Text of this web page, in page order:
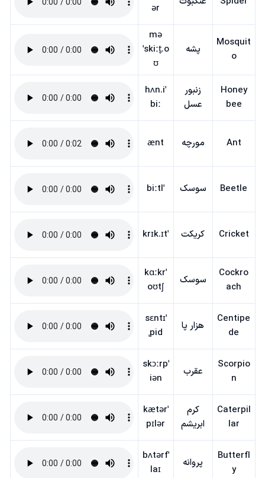
ər
Mosquit
o
پشه
mə
ˈskiːt̬.o
ʊ
Honey
bee
زنبور
عسل
ˈhʌn.i
biː
Ant مورچه ænt
Beetle سوسک ˈbiːtl
Cricket کریکت ˈkrɪk.ɪt
Cockro
ach
سوسک
ˈkɑːkr
oʊtʃ
Centipe
de
هزار پا
ˈsɛntɪ
ˌpid
Scorpio
n
عقرب
ˈskɔːrp
iən
Caterpil
lar
کرم
ابریشم
ˈkætər
pɪlər
Butterfl
y
پروانه
ˈbʌtərf
laɪ